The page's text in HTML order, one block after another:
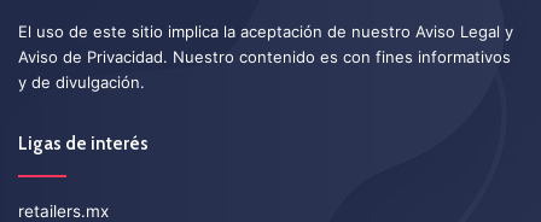
El uso de este sitio implica la aceptación de nuestro Aviso Legal y
Aviso de Privacidad. Nuestro contenido es con fines informativos
y de divulgación.
Ligas de interés
retailers.mx